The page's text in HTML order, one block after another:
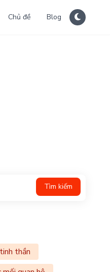
Chủ đề Blog
Tìm kiếm
thần